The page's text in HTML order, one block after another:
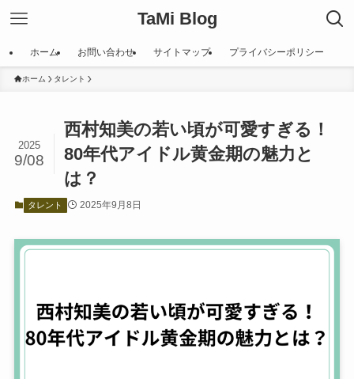
TaMi Blog
ホーム お問い合わせ サイトマップ プライバシーポリシー
ホーム タレント
西村知美の若い頃が可愛すぎる！
80年代アイドル黄金期の魅力と
は？
2025
9/08
タレント 2025年9月8日